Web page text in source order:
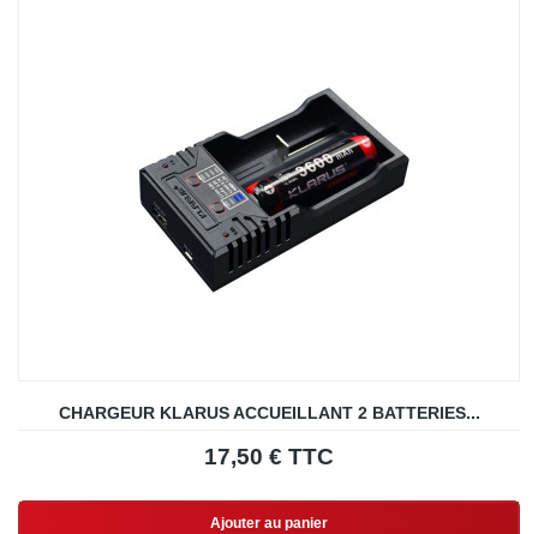
CHARGEUR KLARUS ACCUEILLANT 2 BATTERIES...
17,50 € TTC
Ajouter au panier